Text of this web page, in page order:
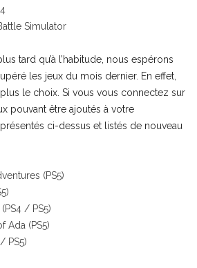
Simulator
tard qu’à l’habitude, nous espérons
les jeux du mois dernier. En effet,
plus le choix. Si vous vous connectez sur
pouvant être ajoutés à votre
ci-dessus et listés de nouveau
(PS5)
/ PS5)
Ada (PS5)
PS5)